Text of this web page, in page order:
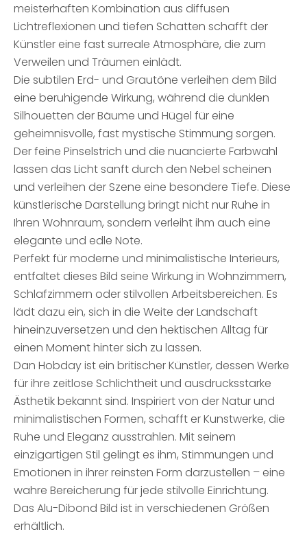
meisterhaften Kombination aus diffusen
Lichtreflexionen und tiefen Schatten schafft der
Künstler eine fast surreale Atmosphäre, die zum
Verweilen und Träumen einlädt.
Die subtilen Erd- und Grautöne verleihen dem Bild
eine beruhigende Wirkung, während die dunklen
Silhouetten der Bäume und Hügel für eine
geheimnisvolle, fast mystische Stimmung sorgen.
Der feine Pinselstrich und die nuancierte Farbwahl
lassen das Licht sanft durch den Nebel scheinen
und verleihen der Szene eine besondere Tiefe. Diese
künstlerische Darstellung bringt nicht nur Ruhe in
Ihren Wohnraum, sondern verleiht ihm auch eine
elegante und edle Note.
Perfekt für moderne und minimalistische Interieurs,
entfaltet dieses Bild seine Wirkung in Wohnzimmern,
Schlafzimmern oder stilvollen Arbeitsbereichen. Es
lädt dazu ein, sich in die Weite der Landschaft
hineinzuversetzen und den hektischen Alltag für
einen Moment hinter sich zu lassen.
Dan Hobday ist ein britischer Künstler, dessen Werke
für ihre zeitlose Schlichtheit und ausdrucksstarke
Ästhetik bekannt sind. Inspiriert von der Natur und
minimalistischen Formen, schafft er Kunstwerke, die
Ruhe und Eleganz ausstrahlen. Mit seinem
einzigartigen Stil gelingt es ihm, Stimmungen und
Emotionen in ihrer reinsten Form darzustellen – eine
wahre Bereicherung für jede stilvolle Einrichtung.
Das Alu-Dibond Bild ist in verschiedenen Größen
erhältlich.